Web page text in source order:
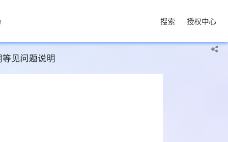
搜索 授权中心

见问题说明